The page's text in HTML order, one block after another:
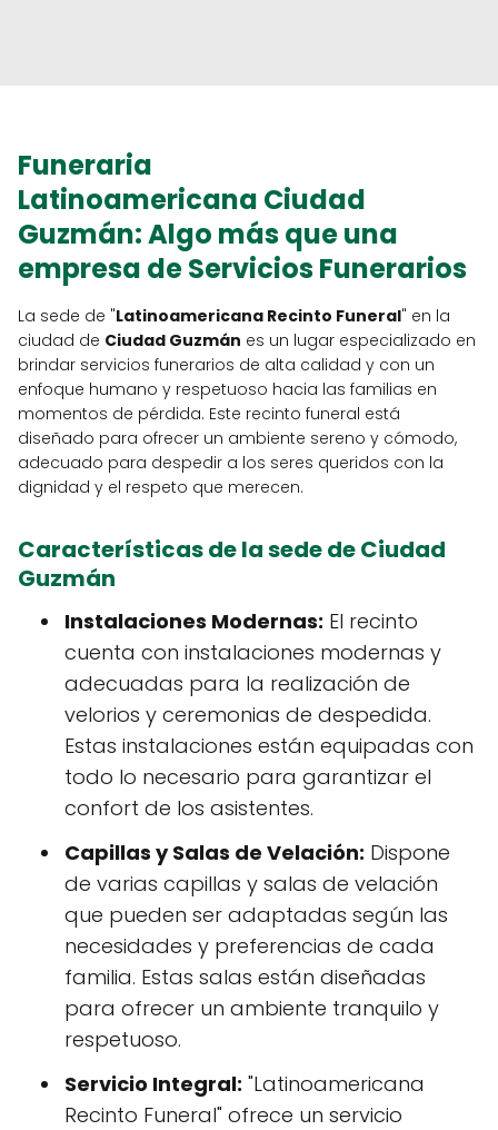
Funeraria
Latinoamericana Ciudad
Guzmán: Algo más que una
empresa de Servicios Funerarios
La sede de "Latinoamericana Recinto Funeral" en la
ciudad de Ciudad Guzmán es un lugar especializado en
brindar servicios funerarios de alta calidad y con un
enfoque humano y respetuoso hacia las familias en
momentos de pérdida. Este recinto funeral está
diseñado para ofrecer un ambiente sereno y cómodo,
adecuado para despedir a los seres queridos con la
dignidad y el respeto que merecen.
Características de la sede de Ciudad
Guzmán
Instalaciones Modernas: El recinto
cuenta con instalaciones modernas y
adecuadas para la realización de
velorios y ceremonias de despedida.
Estas instalaciones están equipadas con
todo lo necesario para garantizar el
confort de los asistentes.
Capillas y Salas de Velación: Dispone
de varias capillas y salas de velación
que pueden ser adaptadas según las
necesidades y preferencias de cada
familia. Estas salas están diseñadas
para ofrecer un ambiente tranquilo y
respetuoso.
Servicio Integral: "Latinoamericana
Recinto Funeral" ofrece un servicio